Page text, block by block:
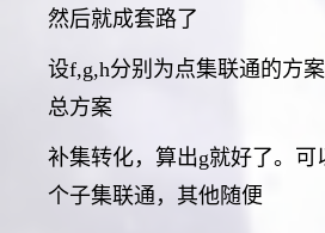
然后就成套路了
设f,g,h分别为点集联通的方
总方案
补集转化，算出g就好了。可
个子集联通，其他随便